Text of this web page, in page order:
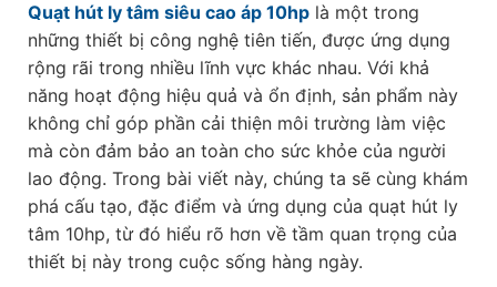
Quạt hút ly tâm siêu cao áp 10hp là một trong
những thiết bị công nghệ tiên tiến, được ứng dụng
rộng rãi trong nhiều lĩnh vực khác nhau. Với khả
năng hoạt động hiệu quả và ổn định, sản phẩm này
không chỉ góp phần cải thiện môi trường làm việc
mà còn đảm bảo an toàn cho sức khỏe của người
lao động. Trong bài viết này, chúng ta sẽ cùng khám
phá cấu tạo, đặc điểm và ứng dụng của quạt hút ly
tâm 10hp, từ đó hiểu rõ hơn về tầm quan trọng của
thiết bị này trong cuộc sống hàng ngày.